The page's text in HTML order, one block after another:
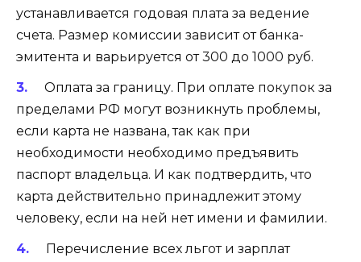
устанавливается годовая плата за ведение
счета. Размер комиссии зависит от банка-
эмитента и варьируется от 300 до 1000 руб.
Оплата за границу. При оплате покупок за
пределами РФ могут возникнуть проблемы,
если карта не названа, так как при
необходимости необходимо предъявить
паспорт владельца. И как подтвердить, что
карта действительно принадлежит этому
человеку, если на ней нет имени и фамилии.
Перечисление всех льгот и зарплат